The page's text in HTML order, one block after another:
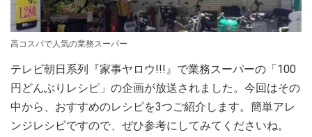
高コスパで人気の業務スーパー
テレビ朝日系列『家事ヤロウ!!!』で業務スーパーの「100
円どんぶりレシピ」の企画が放送されました。今回はその
中から、おすすめのレシピを3つご紹介します。簡単アレ
ンジレシピですので、ぜひ参考にしてみてくださいね。